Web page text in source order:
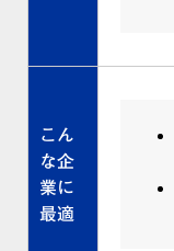
こん
な企
業に
最適